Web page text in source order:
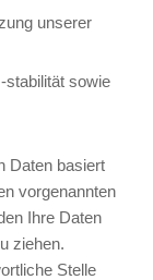
unserer
stabilität sowie
Daten basiert
vorgenannten
Ihre Daten
ziehen.
Stelle